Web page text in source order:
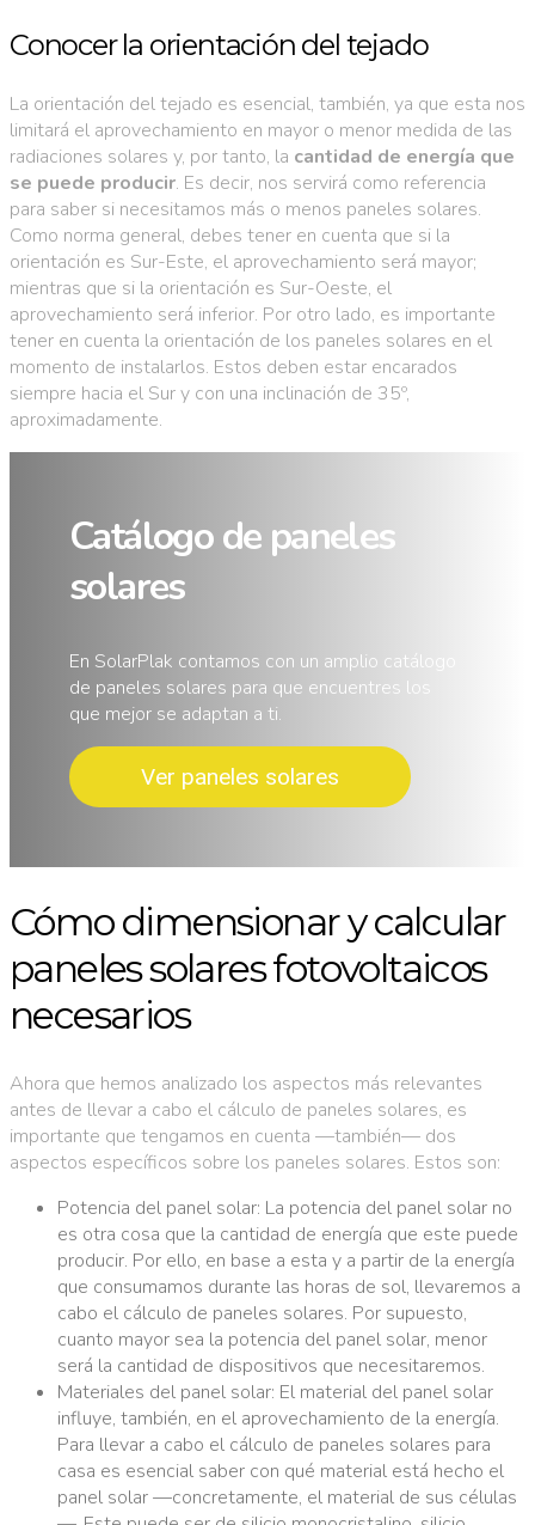
Conocer la orientación del tejado
La orientación del tejado es esencial, también, ya que esta nos
limitará el aprovechamiento en mayor o menor medida de las
radiaciones solares y, por tanto, la cantidad de energía que
se puede producir. Es decir, nos servirá como referencia
para saber si necesitamos más o menos paneles solares.
Como norma general, debes tener en cuenta que si la
orientación es Sur-Este, el aprovechamiento será mayor;
mientras que si la orientación es Sur-Oeste, el
aprovechamiento será inferior. Por otro lado, es importante
tener en cuenta la orientación de los paneles solares en el
momento de instalarlos. Estos deben estar encarados
siempre hacia el Sur y con una inclinación de 35º,
aproximadamente.
Catálogo de paneles
solares
En SolarPlak contamos con un amplio catálogo
de paneles solares para que encuentres los
que mejor se adaptan a ti.
Ver paneles solares
Cómo dimensionar y calcular
paneles solares fotovoltaicos
necesarios
Ahora que hemos analizado los aspectos más relevantes
antes de llevar a cabo el cálculo de paneles solares, es
importante que tengamos en cuenta —también— dos
aspectos específicos sobre los paneles solares. Estos son:
Potencia del panel solar: La potencia del panel solar no
es otra cosa que la cantidad de energía que este puede
producir. Por ello, en base a esta y a partir de la energía
que consumamos durante las horas de sol, llevaremos a
cabo el cálculo de paneles solares. Por supuesto,
cuanto mayor sea la potencia del panel solar, menor
será la cantidad de dispositivos que necesitaremos.
Materiales del panel solar: El material del panel solar
influye, también, en el aprovechamiento de la energía.
Para llevar a cabo el cálculo de paneles solares para
casa es esencial saber con qué material está hecho el
panel solar —concretamente, el material de sus células